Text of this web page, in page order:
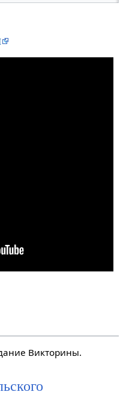
Викторины.